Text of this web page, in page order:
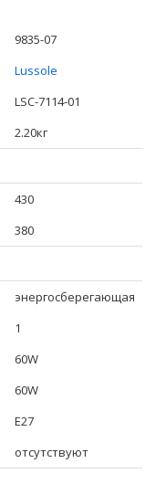
9835-07
Lussole
LSC-7114-01
2.20кг
430
380
энергосберегающая
1
60W
60W
E27
отсутствуют